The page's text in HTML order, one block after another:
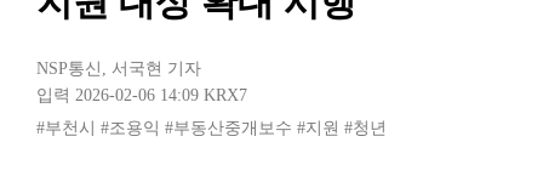
NSP통신 , 서국현 기자
입력 2026-02-06 14:09 KRX7
#부천시
#조용익 #부동산중개보수 #지원 #청년